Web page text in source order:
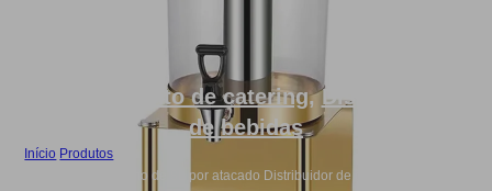
Fornecimento de catering,Dispensador
de bebidas
Início Produtos
Distribuidor de sumo de 8L por atacado Distribuidor de café de torre de